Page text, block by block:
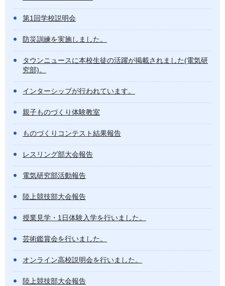
第1回学校説明会
防災訓練を実施しました。
タウンニュースに本校生徒の活躍が掲載されました(電気研
究部)。
インターシップが行われています。
親子ものづくり体験教室
ものづくりコンテスト結果報告
レスリング部大会報告
電気研究部活動報告
陸上競技部大会報告
授業見学・1日体験入学を行いました。
芸術鑑賞会を行いました。
オンライン高校説明会を行いました。
陸上競技部大会報告